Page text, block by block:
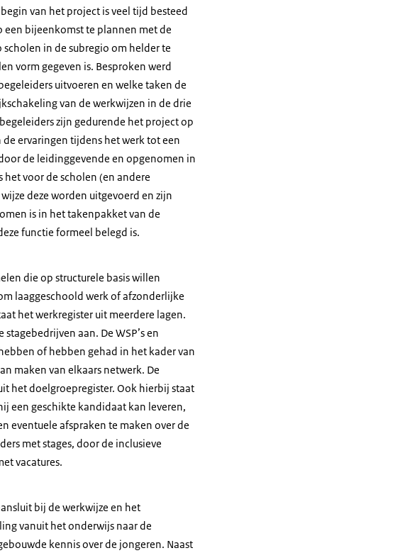
van het project is veel tijd besteed
een bijeenkomst te plannen met de
in de subregio om helder te
vorm gegeven is. Besproken werd
uitvoeren en welke taken de
van de werkwijzen in de drie
zijn gedurende het project op
ervaringen tijdens het werk tot een
de leidinggevende en opgenomen in
het voor de scholen (en andere
deze worden uitgevoerd en zijn
is in het takenpakket van de
functie formeel belegd is.
die op structurele basis willen
laaggeschoold werk of afzonderlijke
het werkregister uit meerdere lagen.
aan. De WSP’s en
of hebben gehad in het kader van
maken van elkaars netwerk. De
het doelgroepregister. Ook hierbij staat
een geschikte kandidaat kan leveren,
eventuele afspraken te maken over de
met stages, door de inclusieve
vacatures.
bij de werkwijze en het
vanuit het onderwijs naar de
kennis over de jongeren. Naast